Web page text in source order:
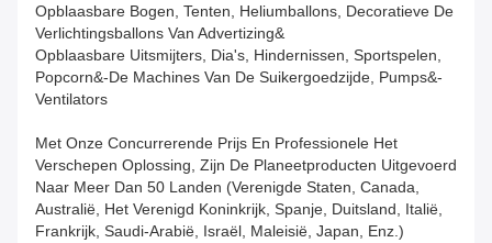
Opblaasbare Bogen, Tenten, Heliumballons, Decoratieve De
Verlichtingsballons Van Advertizing&
Opblaasbare Uitsmijters, Dia's, Hindernissen, Sportspelen,
Popcorn&-De Machines Van De Suikergoedzijde, Pumps&-
Ventilators
Met Onze Concurrerende Prijs En Professionele Het
Verschepen Oplossing, Zijn De Planeetproducten Uitgevoerd
Naar Meer Dan 50 Landen (Verenigde Staten, Canada,
Australië, Het Verenigd Koninkrijk, Spanje, Duitsland, Italië,
Frankrijk, Saudi-Arabië, Israël, Maleisië, Japan, Enz.)